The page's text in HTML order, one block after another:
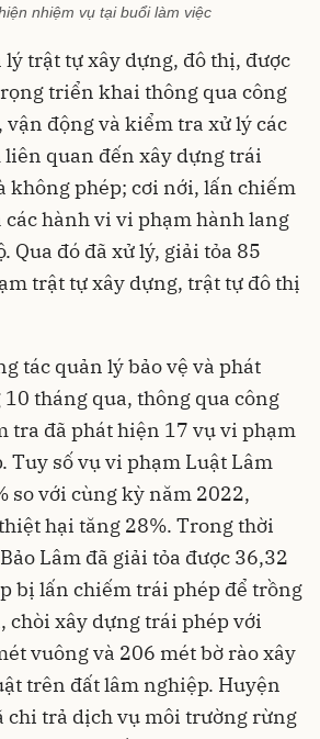
nhiệm vụ tại buổi làm việc
lý trật tự xây dựng, đô thị, được
triển khai thông qua công
động và kiểm tra xử lý các
liên quan đến xây dựng trái
không phép; cơi nới, lấn chiếm
các hành vi vi phạm hành lang
Qua đó đã xử lý, giải tỏa 85
trật tự xây dựng, trật tự đô thị
tác quản lý bảo vệ và phát
tháng qua, thông qua công
tra đã phát hiện 17 vụ vi phạm
Tuy số vụ vi phạm Luật Lâm
so với cùng kỳ năm 2022,
hại tăng 28%. Trong thời
Lâm đã giải tỏa được 36,32
bị lấn chiếm trái phép để trồng
chòi xây dựng trái phép với
vuông và 206 mét bờ rào xây
trên đất lâm nghiệp. Huyện
chi trả dịch vụ môi trường rừng